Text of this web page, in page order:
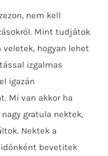
nem kell
Mint tudjátok
veletek, hogyan lehet
izgalmas
igazán
Mi van akkor ha
gratula nektek,
Nektek a
bevetitek